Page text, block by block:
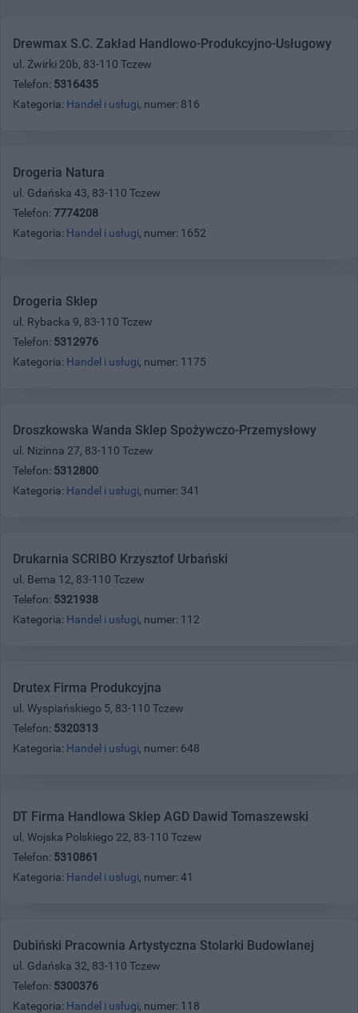
Drewmax S.C. Zakład Handlowo-Produkcyjno-Usługowy
ul. Żwirki 20b, 83-110 Tczew
Telefon: 5316435
Kategoria: Handel i usługi, numer: 816
Drogeria Natura
ul. Gdańska 43, 83-110 Tczew
Telefon: 7774208
Kategoria: Handel i usługi, numer: 1652
Drogeria Sklep
ul. Rybacka 9, 83-110 Tczew
Telefon: 5312976
Kategoria: Handel i usługi, numer: 1175
Droszkowska Wanda Sklep Spożywczo-Przemysłowy
ul. Nizinna 27, 83-110 Tczew
Telefon: 5312800
Kategoria: Handel i usługi, numer: 341
Drukarnia SCRIBO Krzysztof Urbański
ul. Bema 12, 83-110 Tczew
Telefon: 5321938
Kategoria: Handel i usługi, numer: 112
Drutex Firma Produkcyjna
ul. Wyspiańskiego 5, 83-110 Tczew
Telefon: 5320313
Kategoria: Handel i usługi, numer: 648
DT Firma Handlowa Sklep AGD Dawid Tomaszewski
ul. Wojska Polskiego 22, 83-110 Tczew
Telefon: 5310861
Kategoria: Handel i usługi, numer: 41
Dubiński Pracownia Artystyczna Stolarki Budowlanej
ul. Gdańska 32, 83-110 Tczew
Telefon: 5300376
Kategoria: Handel i usługi, numer: 118